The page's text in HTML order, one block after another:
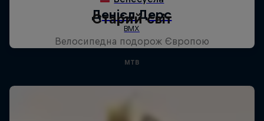
Старий світ
Велосипедна подорож Європою
MTB